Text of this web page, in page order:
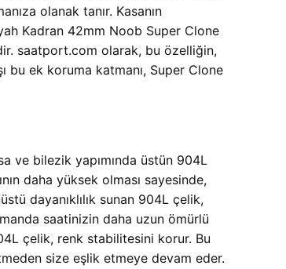
olanak tanır. Kasanın
Kadran 42mm Noob Super Clone
saatport.com olarak, bu özelliğin,
bu ek koruma katmanı, Super Clone
ve bilezik yapımında üstün 904L
daha yüksek olması sayesinde,
dayanıklılık sunan 904L çelik,
saatinizin daha uzun ömürlü
çelik, renk stabilitesini korur. Bu
size eşlik etmeye devam eder.